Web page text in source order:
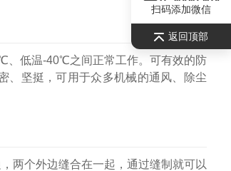
、低温-40℃之间正常工作。可有效的防
、坚挺，可用于众多机械的通风、除尘
两个外边缝合在一起，通过缝制就可以
扫码添加微信
返回顶部